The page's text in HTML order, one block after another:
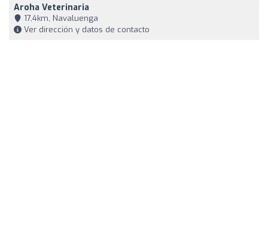
Aroha Veterinaria
17,4km, Navaluenga
Ver dirección y datos de contacto